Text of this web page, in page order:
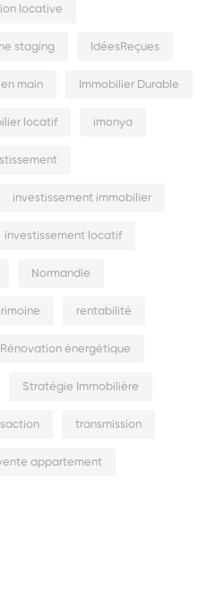
locative
staging IdéesReçues
main Immobilier Durable
locatif imonya
investissement immobilier
investissement locatif
Normandie
rentabilité
Rénovation énergétique
Stratégie Immobilière
transmission
appartement